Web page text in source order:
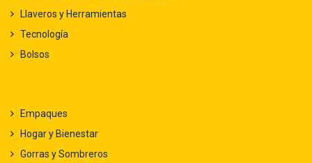
Llaveros y Herramientas
Tecnología
Bolsos
Empaques
Hogar y Bienestar
Gorras y Sombreros